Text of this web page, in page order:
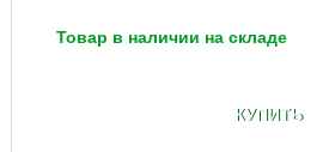
Товар в наличии на складе
КУПИТЬ